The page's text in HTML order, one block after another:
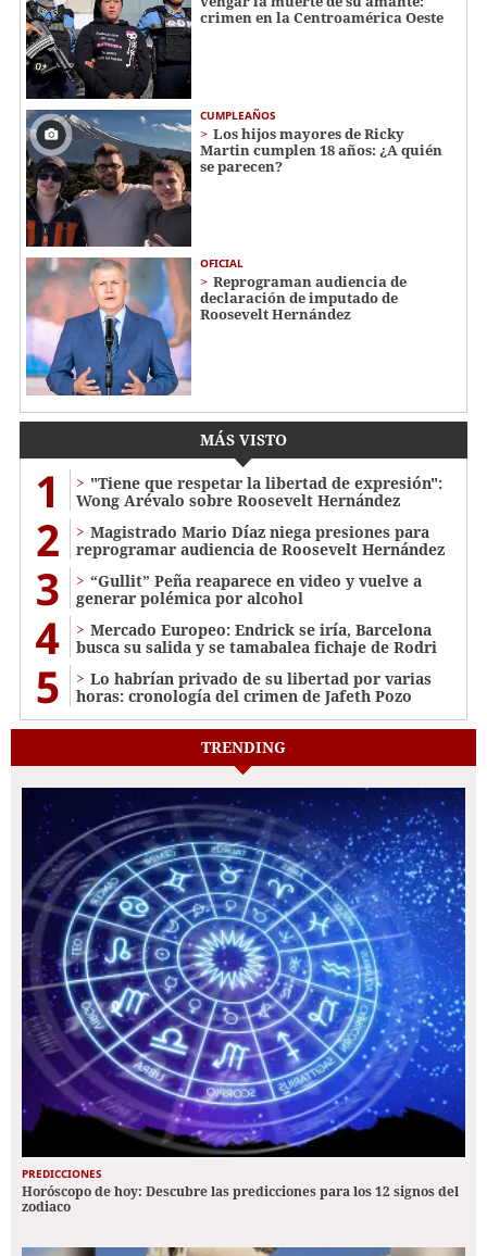
crimen en la Centroamérica Oeste
CUMPLEAÑOS
Los hijos mayores de Ricky
Martin cumplen 18 años: ¿A quién
se parecen?
OFICIAL
Reprograman audiencia de
declaración de imputado de
Roosevelt Hernández
MÁS VISTO
1
"Tiene que respetar la libertad de expresión":
Wong Arévalo sobre Roosevelt Hernández
2
Magistrado Mario Díaz niega presiones para
reprogramar audiencia de Roosevelt Hernández
3
“Gullit” Peña reaparece en video y vuelve a
generar polémica por alcohol
4
Mercado Europeo: Endrick se iría, Barcelona
busca su salida y se tamabalea fichaje de Rodri
5
Lo habrían privado de su libertad por varias
horas: cronología del crimen de Jafeth Pozo
TRENDING
PREDICCIONES
Horóscopo de hoy: Descubre las predicciones para los 12 signos del
zodiaco